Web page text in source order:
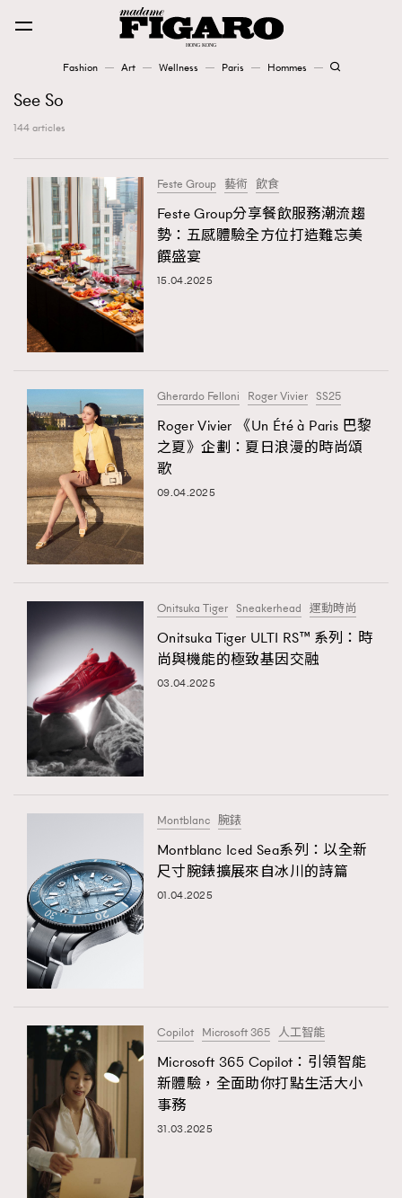
Fashion Art Wellness Paris Hommes
Art
Wellness
Paris
Hommes
TRENDING
AFrenchMind
DressLikeAParisienne
FigaroAstrology
FigaroBeauty
FigaroBeautyRitual 7
FigaroCeleb
FigaroDigitalCover
FigaroExpert 1
FigaroFrancais
FigaroGadget
FigaroHealth 647
FigaroLifestyle 230
FigaroLove
FigaroMasterclass
FigaroMusic
FigaroSubculture
Karena Lam is On Our Cover
#FigaroExhibition 群星力撐MF X Leung Mo《See
You In My Dream》展覽
#FigaroExhibition Wyman 揭曉 Figaro Exhibition
法國五月French May專訪四位香港文藝代表
#FigaroIssue 容祖兒封面專訪｜追逐歌手夢
See So
144 articles
Feste Group 藝術 飲食
Feste Group分享餐飲服務潮流趨
勢：五感體驗全方位打造難忘美
饌盛宴
15.04.2025
Gherardo Felloni Roger Vivier SS25
Roger Vivier 《Un Été à Paris 巴黎
之夏》企劃：夏日浪漫的時尚頌
歌
09.04.2025
Onitsuka Tiger Sneakerhead 運動時尚
Onitsuka Tiger ULTI RS™ 系列：時
尚與機能的極致基因交融
03.04.2025
Montblanc 腕錶
Montblanc Iced Sea系列：以全新
尺寸腕錶擴展來自冰川的詩篇
01.04.2025
Copilot Microsoft 365 人工智能
Microsoft 365 Copilot：引領智能
新體驗，全面助你打點生活大小
事務
31.03.2025